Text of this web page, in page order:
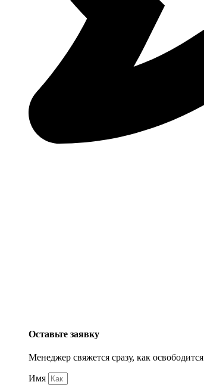
Оставьте заявку
Менеджер свяжется сразу, как освободится
Имя